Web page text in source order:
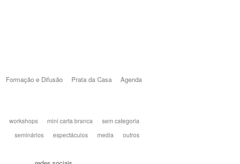
Formação e Difusão Prata da Casa Agenda
workshops mini carta branca
sem categoria
seminários
espectáculos media outros